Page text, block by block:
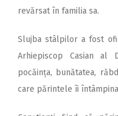
revărsat în familia sa.
Slujba stâlpilor a fost
Arhiepiscop Casian al
pocăința, bunătatea,
care părintele îi